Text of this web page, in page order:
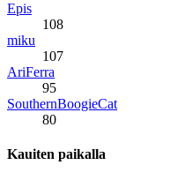
Epis
108
miku
107
AriFerra
95
SouthernBoogieCat
80
Kauiten paikalla